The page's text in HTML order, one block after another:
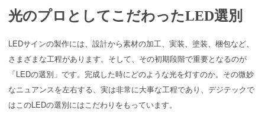
光のプロとしてこだわったLED選別
LEDサインの製作には、設計から素材の加工、実装、塗装、梱包など、
さまざまな工程があります。そして、その初期段階で重要となるのが
「LEDの選別」です。完成した時にどのような光を灯すのか。その微妙
なニュアンスを左右する、実は非常に大事な工程であり、デジテックで
はこのLEDの選別にはこだわりをもっています。